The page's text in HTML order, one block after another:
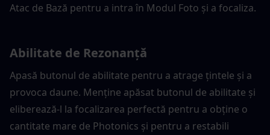
Atac de Bază pentru a intra în Modul Foto și a focaliza.
Abilitate de Rezonanță
Apasă butonul de abilitate pentru a atrage țintele și a
provoca daune. Menține apăsat butonul de abilitate și
eliberează-l la focalizarea perfectă pentru a obține o
cantitate mare de Photonics și pentru a restabili